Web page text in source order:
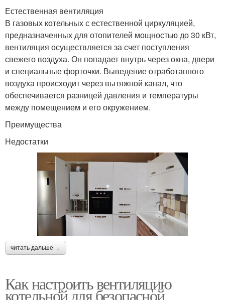
Естественная вентиляция
В газовых котельных с естественной циркуляцией,
предназначенных для отопителей мощностью до 30 кВт,
вентиляция осуществляется за счет поступления
свежего воздуха. Он попадает внутрь через окна, двери
и специальные форточки. Выведение отработанного
воздуха происходит через вытяжной канал, что
обеспечивается разницей давления и температуры
между помещением и его окружением.
Преимущества
Недостатки
читать дальше →
Как настроить вентиляцию
котельной для безопасной